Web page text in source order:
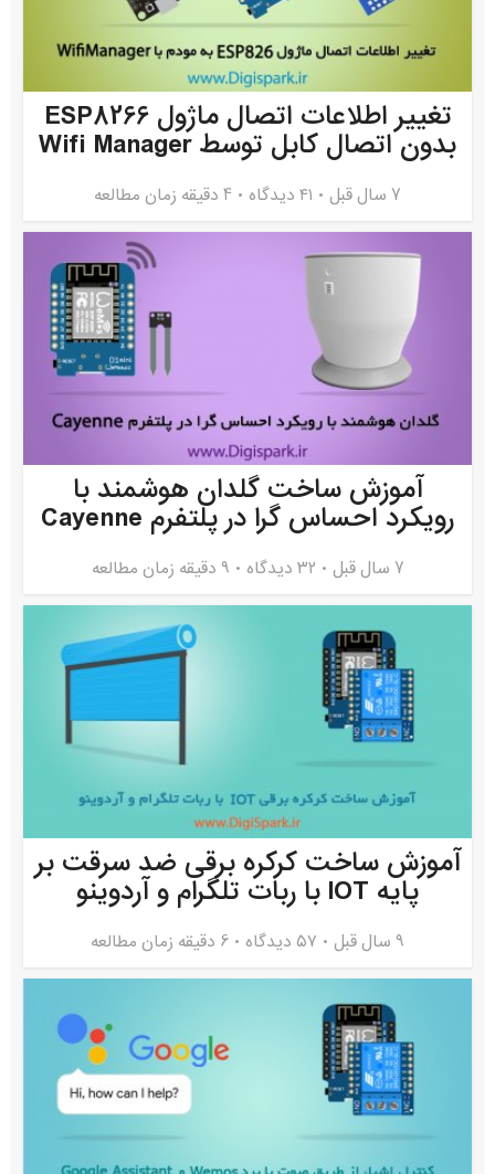
تغییر اطلاعات اتصال ماژول ESP8266
بدون اتصال کابل توسط Wifi Manager
7 سال قبل ۴۱ دیدگاه 4 دقیقه زمان مطالعه
آموزش ساخت گلدان هوشمند با
رویکرد احساس گرا در پلتفرم Cayenne
7 سال قبل ۳۲ دیدگاه 9 دقیقه زمان مطالعه
آموزش ساخت کرکره برقی ضد سرقت بر
پایه IOT با ربات تلگرام و آردوینو
9 سال قبل ۵۷ دیدگاه 6 دقیقه زمان مطالعه